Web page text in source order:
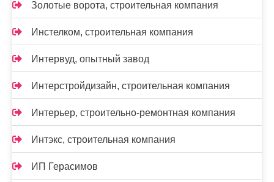
Золотые ворота, строительная компания
Инстелком, строительная компания
Интервуд, опытный завод
Интерстройдизайн, строительная компания
Интерьер, строительно-ремонтная компания
Интэкс, строительная компания
ИП Герасимов